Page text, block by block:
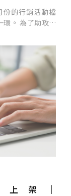
份的行銷活動檔
攻我
力優惠誘因，進
大銷售效益！
上架｜